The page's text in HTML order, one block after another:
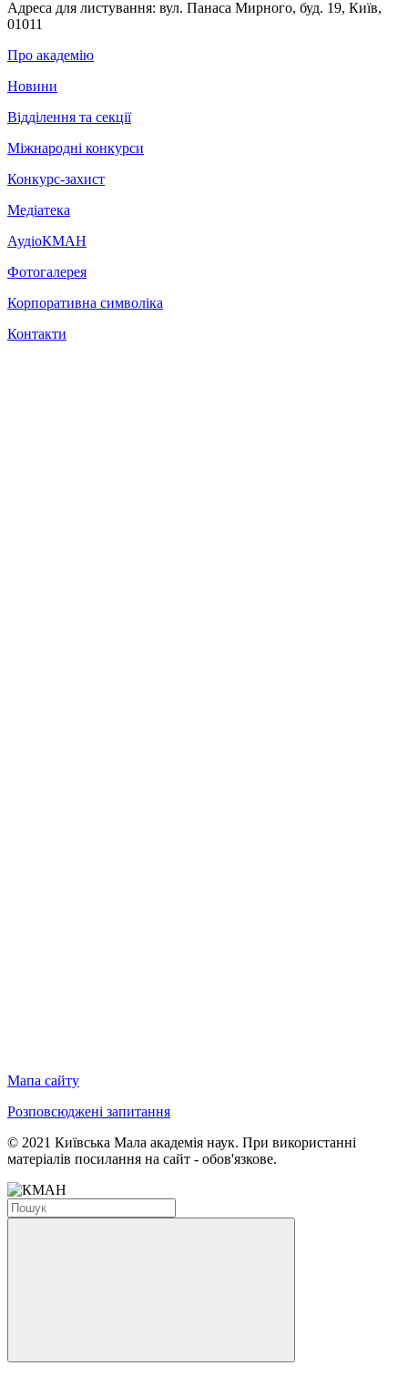
Адреса для листування: вул. Панаса Мирного, буд. 19, Київ,
01011
Про академію
Новини
Відділення та секції
Міжнародні конкурси
Конкурс-захист
Медіатека
АудіоКМАН
Фотогалерея
Корпоративна символіка
Контакти
Мапа сайту
Розповсюджені запитання
© 2021 Київська Мала академія наук. При використанні
матеріалів посилання на сайт - обов'язкове.